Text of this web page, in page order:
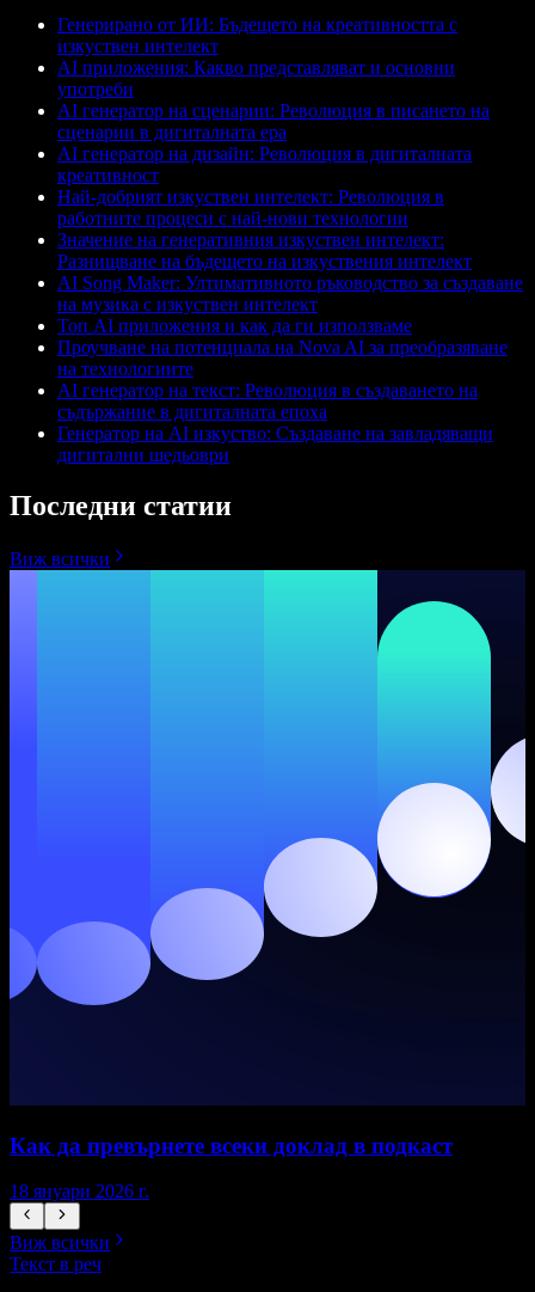
Генерирано от ИИ: Бъдещето на креативността с
изкуствен интелект
AI приложения: Какво представляват и основни
употреби
AI генератор на сценарии: Революция в писането на
сценарии в дигиталната ера
AI генератор на дизайн: Революция в дигиталната
креативност
Най-добрият изкуствен интелект: Революция в
работните процеси с най-нови технологии
Значение на генеративния изкуствен интелект:
Разнищване на бъдещето на изкуствения интелект
AI Song Maker: Ултимативното ръководство за създаване
на музика с изкуствен интелект
Топ AI приложения и как да ги използваме
Проучване на потенциала на Nova AI за преобразяване
на технологиите
AI генератор на текст: Революция в създаването на
съдържание в дигиталната епоха
Генератор на AI изкуство: Създаване на завладяващи
дигитални шедьоври
Последни статии
Виж всички
Как да превърнете всеки доклад в подкаст
18 януари 2026 г.
Виж всички
Текст в реч